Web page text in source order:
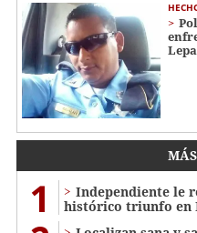
1
Independiente le
histórico triunfo en